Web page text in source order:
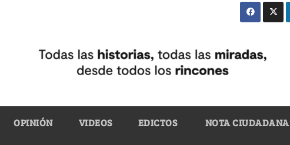
OPINIÓN VIDEOS EDICTOS NOTA CIUDADANA